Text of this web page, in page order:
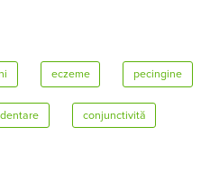
eczeme pecingine
conjunctivită